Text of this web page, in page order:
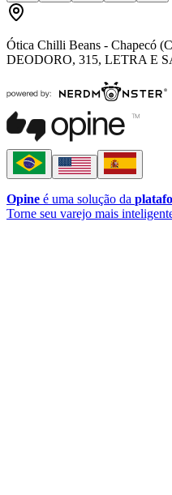
Ótica Chilli Beans - Chapecó
DEODORO, 315, LETRA E
Opine é uma solução da
Torne seu varejo mais